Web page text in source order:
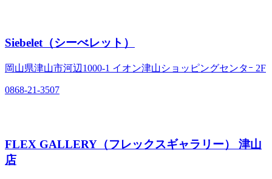
Siebelet（シーべレット）
岡山県津山市河辺1000-1 イオン津山ショッピングセンタｰ 2F
0868-21-3507
FLEX GALLERY（フレックスギャラリー） 津山
店